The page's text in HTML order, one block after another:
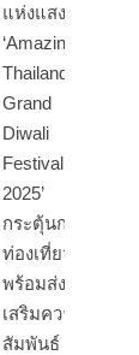
แห่งแสงสี
‘Amazing
Thailand
Grand
Diwali
Festival
2025’
กระตุ้นการ
ท่องเที่ยว
พร้อมส่ง
เสริมความ
สัมพันธ์